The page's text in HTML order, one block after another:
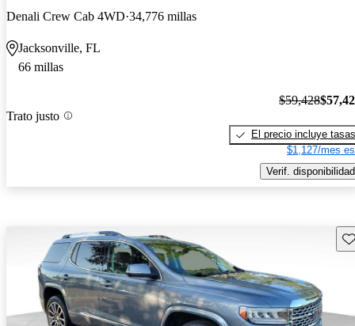
Denali Crew Cab 4WD 34,776 millas
Jacksonville, FL
66 millas
Trato justo
$59,428
El precio incluye tasas
$1,127/mes
Verif. disponibilidad